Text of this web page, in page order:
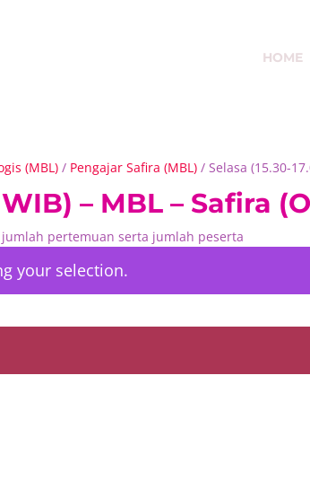
HOME
(MBL) / Pengajar Safira (MBL) / Selasa (15.30-
– MBL – Safira
pertemuan serta jumlah peserta
your selection.